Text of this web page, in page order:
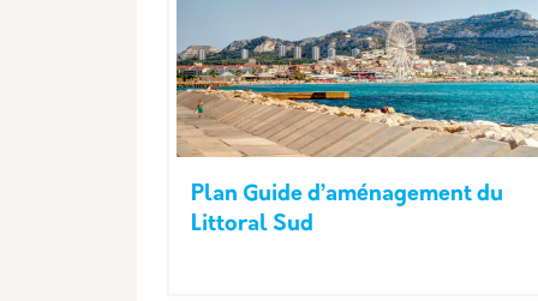
Plan Guide d’aménagement du
Littoral Sud